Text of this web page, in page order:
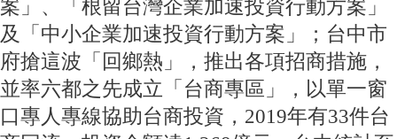
案」、「根留台灣企業加速投資行動方案」
及「中小企業加速投資行動方案」；台中市
府搶這波「回鄉熱」，推出各項招商措施，
並率六都之先成立「台商專區」，以單一窗
口專人專線協助台商投資，2019年有33件台